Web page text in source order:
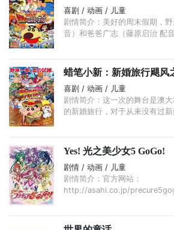
喜剧 / 动画 / 儿童
剧情简介：美好的周末假期，
音）和爸爸广志（藤原启治 配
蜡笔小新：新婚旅行飓风
喜剧 / 动画 / 儿童
剧情简介：这一次的舞台是澳
的新婚旅行，对于从来没有过
Yes! 光之美少女5 GoGo!
剧情 / 动画 / 儿童
剧情简介：官方网站：
http://asahi.co.jp/